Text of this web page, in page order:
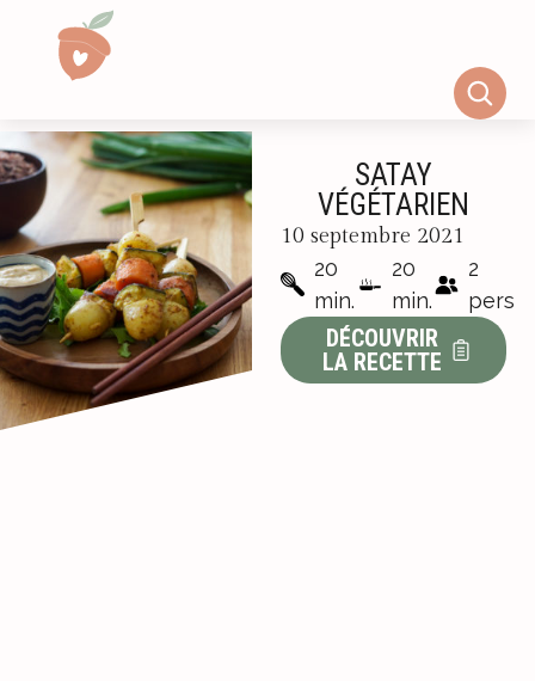
SATAY
VÉGÉTARIEN
10 septembre 2021
20
min.
20
min.
2
pers
DÉCOUVRIR
LA RECETTE